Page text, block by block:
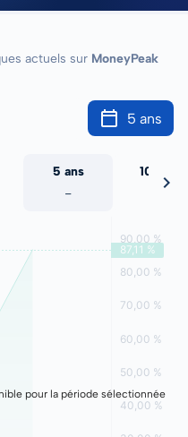
actuels sur MoneyPeak
5 ans
5 ans
-
10 ans
pour la période sélectionnée